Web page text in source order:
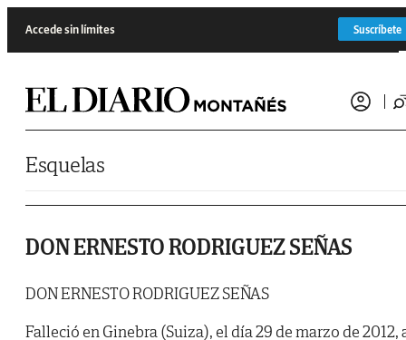
Accede sin límites Suscríbete
Esquelas
DON ERNESTO RODRIGUEZ SEÑAS
DON ERNESTO RODRIGUEZ SEÑAS
Falleció en Ginebra (Suiza), el día 29 de marzo de 2012,